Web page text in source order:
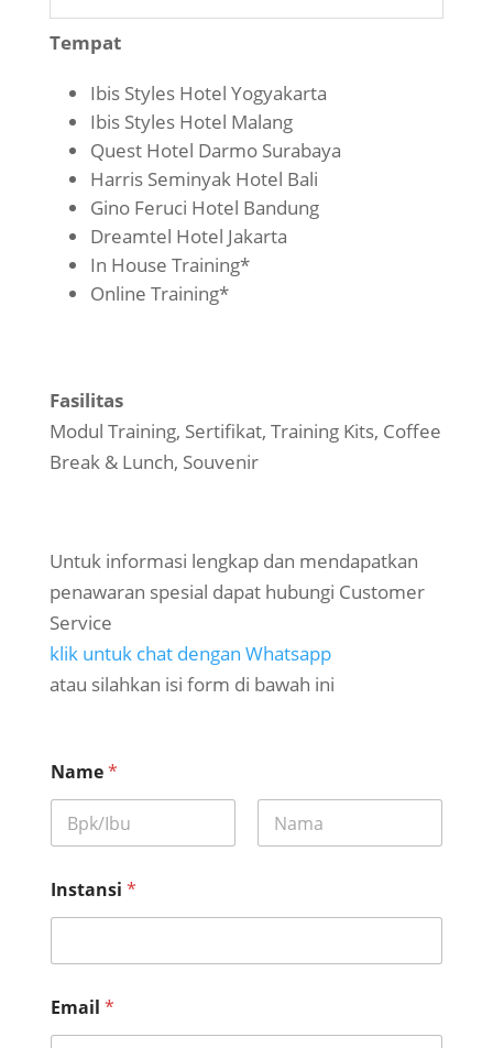
Tempat
Ibis Styles Hotel Yogyakarta
Ibis Styles Hotel Malang
Quest Hotel Darmo Surabaya
Harris Seminyak Hotel Bali
Gino Feruci Hotel Bandung
Dreamtel Hotel Jakarta
In House Training*
Online Training*
Fasilitas
Modul Training, Sertifikat, Training Kits, Coffee
Break & Lunch, Souvenir
Untuk informasi lengkap dan mendapatkan
penawaran spesial dapat hubungi Customer
Service
klik untuk chat dengan Whatsapp
atau silahkan isi form di bawah ini
Name*
Instansi *
Email *